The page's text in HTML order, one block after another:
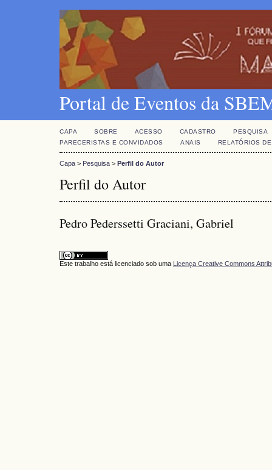
Portal de Eventos da
CAPA SOBRE ACESSO CADASTRO
PESQUISA
PARECERISTAS E CONVIDADOS
ANAIS RELATÓRIOS
Capa > Pesquisa > Perfil do Autor
Perfil do Autor
Pedro Pederssetti Graciani, Gabriel
Este trabalho está licenciado sob uma Licença Creative Commons